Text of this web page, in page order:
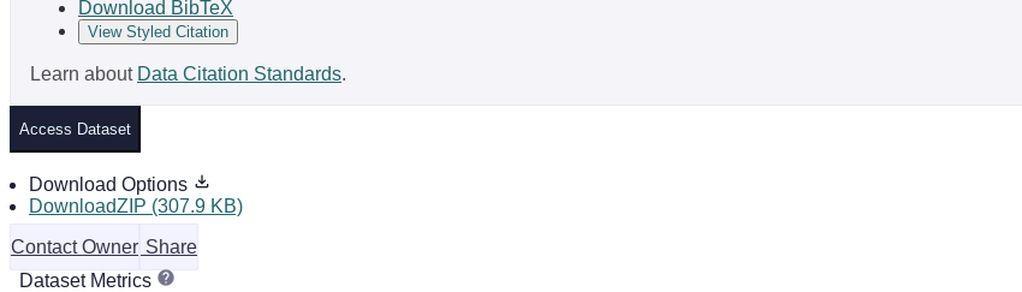
Download BibTeX
View Styled Citation
Learn about Data Citation Standards.
Access Dataset
Download Options
DownloadZIP (307.9 KB)
Contact Owner Share
Dataset Metrics